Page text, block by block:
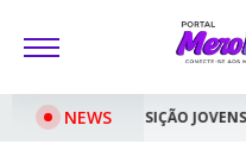
NEWS
CATARINENSES REÚNE